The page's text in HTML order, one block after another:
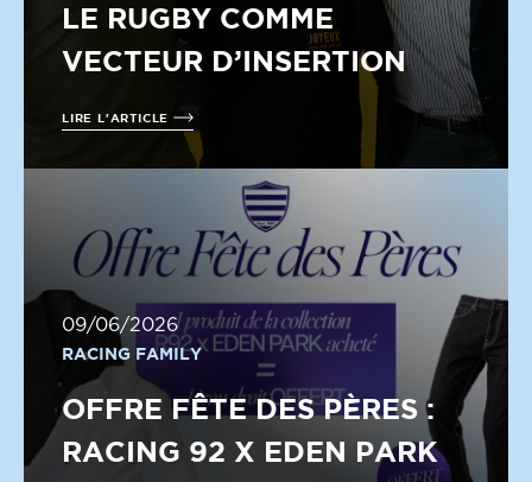
LE RUGBY COMME
VECTEUR D’INSERTION
LIRE L'ARTICLE
09/06/2026
RACING FAMILY
OFFRE FÊTE DES PÈRES :
RACING 92 X EDEN PARK